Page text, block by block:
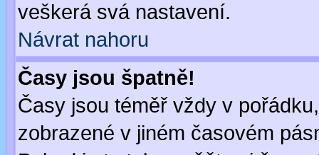
veškerá svá nastavení.
Návrat nahoru
Časy jsou špatně!
Časy jsou téměř vždy v
zobrazené v jiném časovém